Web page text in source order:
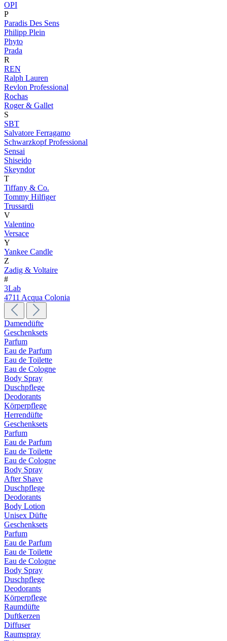
OPI
P
Paradis Des Sens
Philipp Plein
Phyto
Prada
R
REN
Ralph Lauren
Revlon Professional
Rochas
Roger & Gallet
S
SBT
Salvatore Ferragamo
Schwarzkopf Professional
Sensai
Shiseido
Skeyndor
T
Tiffany & Co.
Tommy Hilfiger
Trussardi
V
Valentino
Versace
Y
Yankee Candle
Z
Zadig & Voltaire
#
3Lab
4711 Acqua Colonia
Damendüfte
Geschenksets
Parfum
Eau de Parfum
Eau de Toilette
Eau de Cologne
Body Spray
Duschpflege
Deodorants
Körperpflege
Herrendüfte
Geschenksets
Parfum
Eau de Parfum
Eau de Toilette
Eau de Cologne
Body Spray
After Shave
Duschpflege
Deodorants
Body Lotion
Unisex Düfte
Geschenksets
Parfum
Eau de Parfum
Eau de Toilette
Eau de Cologne
Body Spray
Duschpflege
Deodorants
Körperpflege
Raumdüfte
Duftkerzen
Diffuser
Raumspray